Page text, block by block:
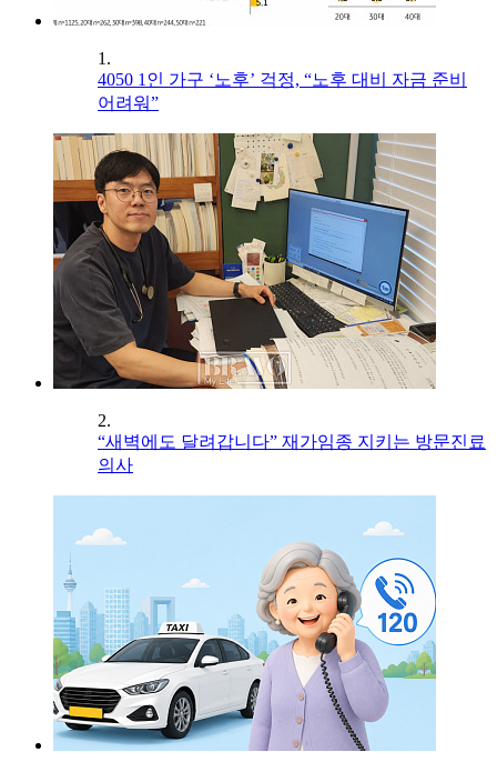
1.
4050 1인 가구 ‘노후’ 걱정, “노후 대비 자금 준비
어려워”
2.
“새벽에도 달려갑니다” 재가임종 지키는 방문진료
의사